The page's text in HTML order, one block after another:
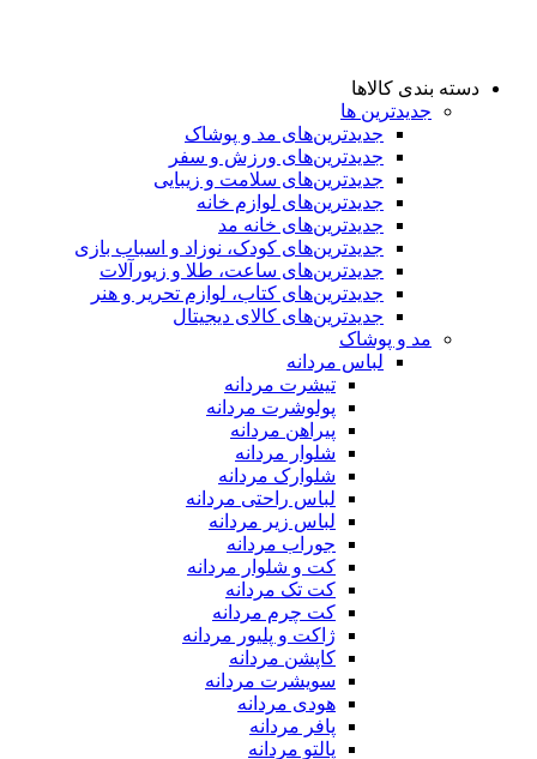
دسته بندی کالاها
جدیدترین ها
جدید‌ترین‌های مد و پوشاک
جدید‌ترین‌های ورزش و سفر
جدید‌ترین‌های سلامت و زیبایی
جدید‌ترین‌های لوازم خانه
جدیدترین‌های خانه مد
جدید‌ترین‌های کودک، نوزاد و اسباب بازی
جدید‌ترین‌های ساعت، طلا و زیورآلات
جدید‌ترین‌های کتاب، لوازم تحریر و هنر
جدید‌ترین‌های کالای دیجیتال
مد و پوشاک
لباس مردانه
تیشرت مردانه
پولوشرت مردانه
پیراهن مردانه
شلوار مردانه
شلوارک مردانه
لباس راحتی مردانه
لباس زیر مردانه
جوراب مردانه
کت و شلوار مردانه
کت تک مردانه
کت چرم مردانه
ژاکت و پلیور مردانه
کاپشن مردانه
سویشرت مردانه
هودی مردانه
پافر مردانه
پالتو مردانه